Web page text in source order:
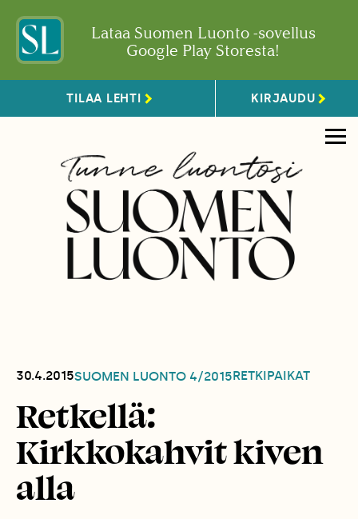
Lataa Suomen Luonto -sovellus
Google Play Storesta!
TILAA LEHTI KIRJAUDU
30.4.2015SUOMEN LUONTO 4/2015RETKIPAIKAT
Retkellä:
Kirkkokahvit kiven
alla